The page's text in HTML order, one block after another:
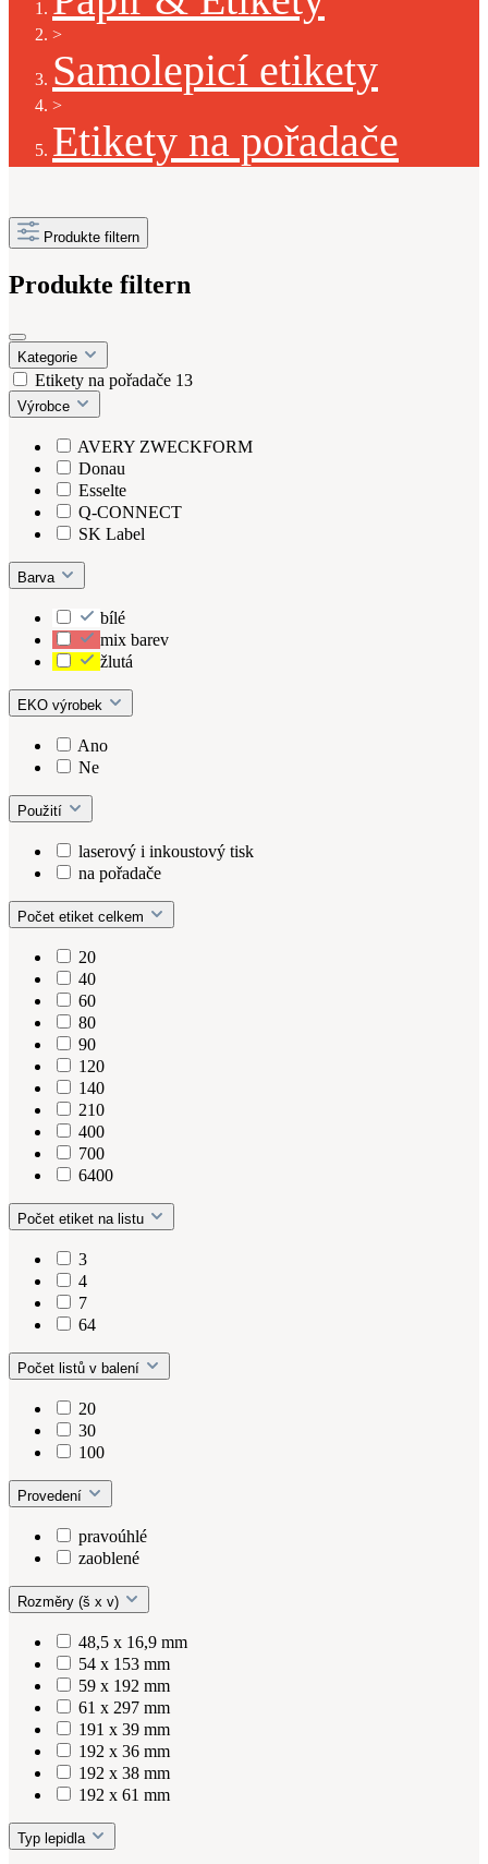
>
Samolepicí etikety
>
Etikety na pořadače
Produkte filtern
Produkte filtern
Kategorie
Etikety na pořadače 13
Výrobce
AVERY ZWECKFORM
Donau
Esselte
Q-CONNECT
SK Label
Barva
bílé
mix barev
žlutá
EKO výrobek
Ano
Ne
Použití
laserový i inkoustový tisk
na pořadače
Počet etiket celkem
20
40
60
80
90
120
140
210
400
700
6400
Počet etiket na listu
3
4
7
64
Počet listů v balení
20
30
100
Provedení
pravoúhlé
zaoblené
Rozměry (š x v)
48,5 x 16,9 mm
54 x 153 mm
59 x 192 mm
61 x 297 mm
191 x 39 mm
192 x 36 mm
192 x 38 mm
192 x 61 mm
Typ lepidla